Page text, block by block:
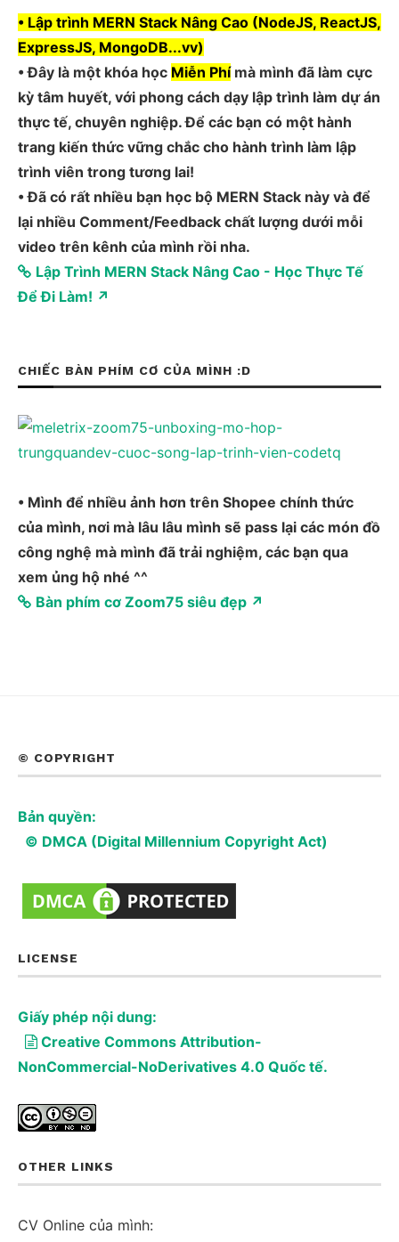
• Lập trình MERN Stack Nâng Cao (NodeJS, ReactJS,
ExpressJS, MongoDB...vv)
• Đây là một khóa học Miễn Phímà mình đã làm cực
kỳ tâm huyết, với phong cách dạy lập trình làm dự án
thực tế, chuyên nghiệp. Để các bạn có một hành
trang kiến thức vững chắc cho hành trình làm lập
trình viên trong tương lai!
• Đã có rất nhiều bạn học bộ MERN Stack này và để
lại nhiều Comment/Feedback chất lượng dưới mỗi
video trên kênh của mình rồi nha.
Lập Trình MERN Stack Nâng Cao - Học Thực Tế
Để Đi Làm! ↗
CHIẾC BÀN PHÍM CƠ CỦA MÌNH :D
• Mình để nhiều ảnh hơn trên Shopee chính thức
của mình, nơi mà lâu lâu mình sẽ pass lại các món đồ
công nghệ mà mình đã trải nghiệm, các bạn qua
xem ủng hộ nhé ^^
Bàn phím cơ Zoom75 siêu đẹp ↗
© COPYRIGHT
Bản quyền:
© DMCA (Digital Millennium Copyright Act)
LICENSE
Giấy phép nội dung:
Creative Commons Attribution-
NonCommercial-NoDerivatives 4.0 Quốc tế.
OTHER LINKS
CV Online của mình: